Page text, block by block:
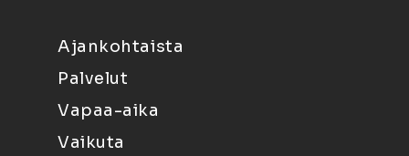
Ajankohtaista
Palvelut
Vapaa-aika
Vaikuta